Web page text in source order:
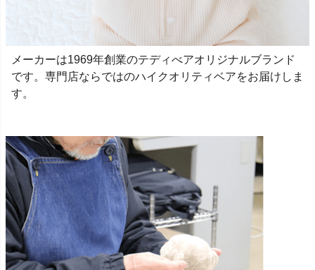
メーカーは1969年創業のテディべアオリジナルブランド
です。専門店ならではのハイクオリティベアをお届けしま
す。